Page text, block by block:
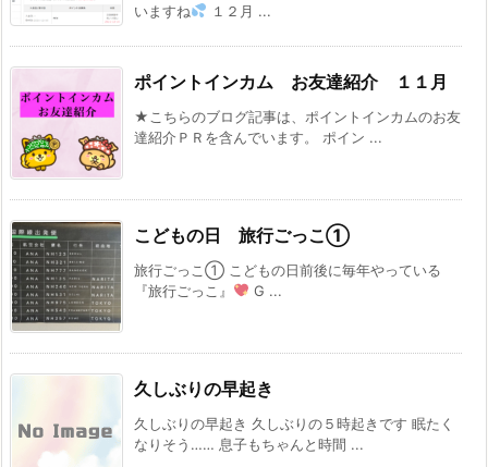
いますね
１２月 ...
ポイントインカム お友達紹介 １１月
★こちらのブログ記事は、ポイントインカムのお友
達紹介ＰＲを含んでいます。 ポイン ...
こどもの日 旅行ごっこ①
旅行ごっこ① こどもの日前後に毎年やっている
『旅行ごっこ』
G ...
久しぶりの早起き
久しぶりの早起き 久しぶりの５時起きです 眠たく
なりそう…… 息子もちゃんと時間 ...